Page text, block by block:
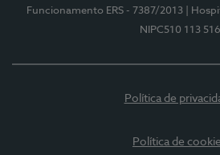
Funcionamento ERS - 7387/2013
|
NIPC510 113 516
Política de
Política de